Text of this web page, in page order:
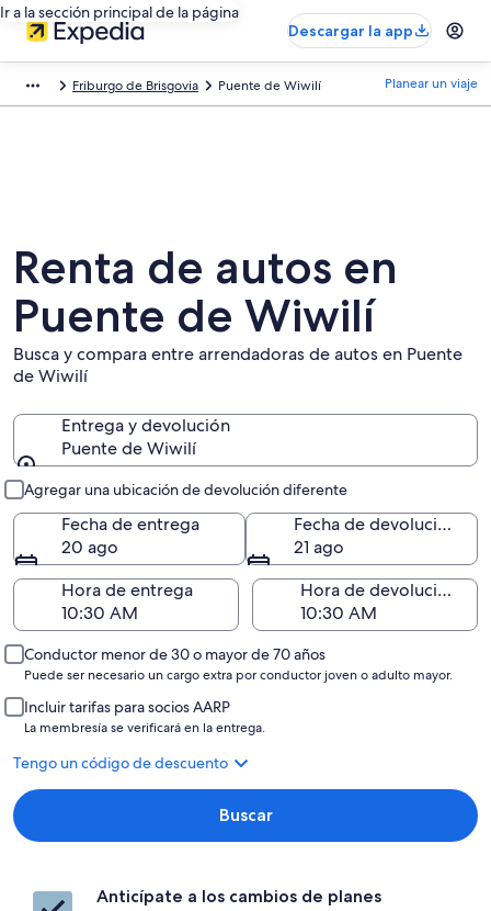
Ir a la sección principal de la página
Descargar la app
Friburgo de Brisgovia Puente de Wiwilí Planear un viaje
Renta de autos en
Puente de Wiwilí
Busca y compara entre arrendadoras de autos en Puente
de Wiwilí
Entrega y devolución
Puente de Wiwilí
Agregar una ubicación de devolución diferente
Fecha de entrega
20 ago
Fecha de devolución
21 ago
Hora de entrega
Hora de devolución
Conductor menor de 30 o mayor de 70 años
Puede ser necesario un cargo extra por conductor joven o adulto mayor.
Incluir tarifas para socios AARP
La membresía se verificará en la entrega.
Tengo un código de descuento
Buscar
Anticípate a los cambios de planes